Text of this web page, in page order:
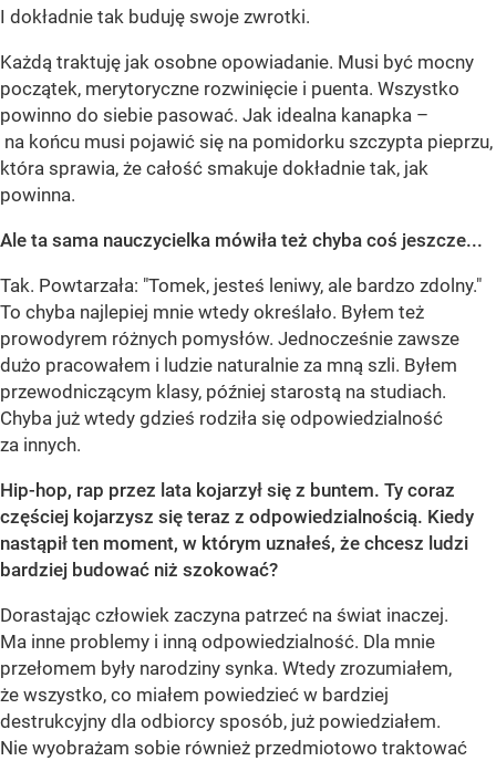
I dokładnie tak buduję swoje zwrotki.
Każdą traktuję jak osobne opowiadanie. Musi być mocny
początek, merytoryczne rozwinięcie i puenta. Wszystko
powinno do siebie pasować. Jak idealna kanapka –
na końcu musi pojawić się na pomidorku szczypta pieprzu,
która sprawia, że całość smakuje dokładnie tak, jak
powinna.
Ale ta sama nauczycielka mówiła też chyba coś jeszcze...
Tak. Powtarzała: "Tomek, jesteś leniwy, ale bardzo zdolny."
To chyba najlepiej mnie wtedy określało. Byłem też
prowodyrem różnych pomysłów. Jednocześnie zawsze
dużo pracowałem i ludzie naturalnie za mną szli. Byłem
przewodniczącym klasy, później starostą na studiach.
Chyba już wtedy gdzieś rodziła się odpowiedzialność
za innych.
Hip-hop, rap przez lata kojarzył się z buntem. Ty coraz
częściej kojarzysz się teraz z odpowiedzialnością. Kiedy
nastąpił ten moment, w którym uznałeś, że chcesz ludzi
bardziej budować niż szokować?
Dorastając człowiek zaczyna patrzeć na świat inaczej.
Ma inne problemy i inną odpowiedzialność. Dla mnie
przełomem były narodziny synka. Wtedy zrozumiałem,
że wszystko, co miałem powiedzieć w bardziej
destrukcyjny dla odbiorcy sposób, już powiedziałem.
Nie wyobrażam sobie również przedmiotowo traktować